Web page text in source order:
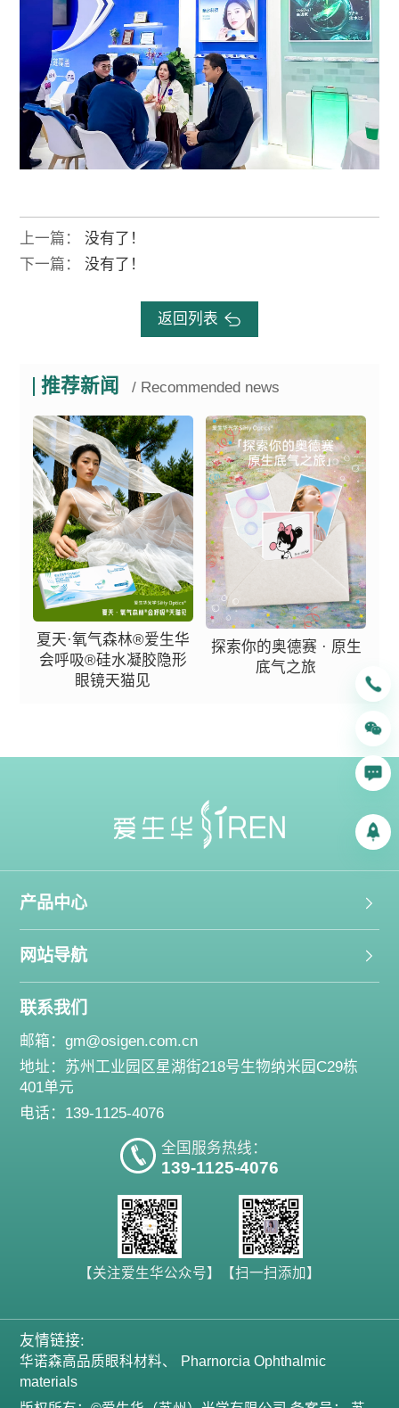
上一篇：没有了！
下一篇：没有了！
返回列表
推荐新闻 / Recommended news
夏天·氧气森林®爱生华
会呼吸®硅水凝胶隐形
眼镜天猫见
探索你的奥德赛 · 原生
底气之旅
产品中心
网站导航
联系我们
邮箱：gm@osigen.com.cn
地址：苏州工业园区星湖街218号生物纳米园C29栋
401单元
电话：139-1125-4076
全国服务热线：
139-1125-4076
【关注爱生华公众号】 【扫一扫添加】
友情链接:
华诺森高品质眼科材料
Pharnorcia Ophthalmic
materials